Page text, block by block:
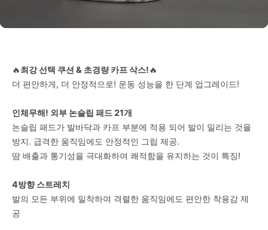
🔥최강 선택 쿠션 & 초경량 카프 삭스!🔥
더 편안하게, 더 안정적으로! 운동 성능을 한 단계 업그레이드!
인체무해! 외부 논슬립 패드 21개
논슬립 패드가 발바닥과 카프 부분에 적용 되어 발이 밀리는 것을
방지. 급격한 움직임에도 안정적인 그립 제공.
땀 배출과 통기성을 극대화하여 쾌적함을 유지하는 것이 특징!
4방향 스트레치
발의 모든 부위에 밀착하여 격렬한 움직임에도 편안한 착용감 제
공